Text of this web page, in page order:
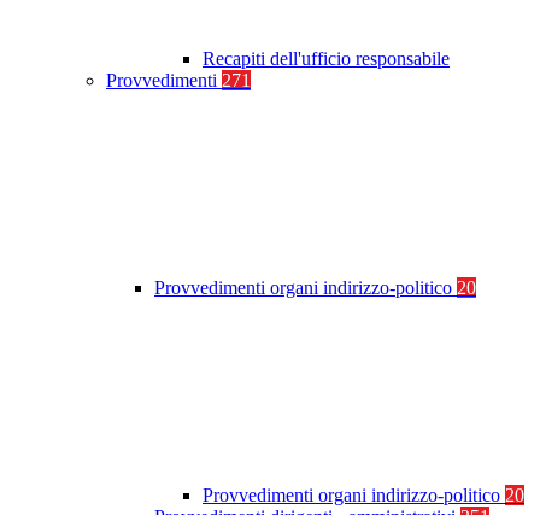
Recapiti dell'ufficio responsabile
Provvedimenti 271
Provvedimenti organi indirizzo-politico 20
Provvedimenti organi indirizzo-politico 20